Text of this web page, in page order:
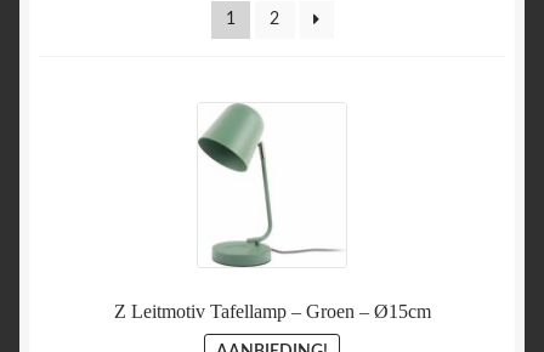
1 2
Z Leitmotiv Tafellamp – Groen – Ø15cm